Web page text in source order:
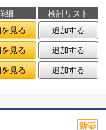
細
検討リスト
見る
追加する
見る
追加する
見る 追加する